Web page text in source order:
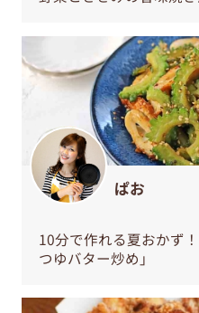
ぱお
10分で作れる夏おかず
つゆバター炒め」